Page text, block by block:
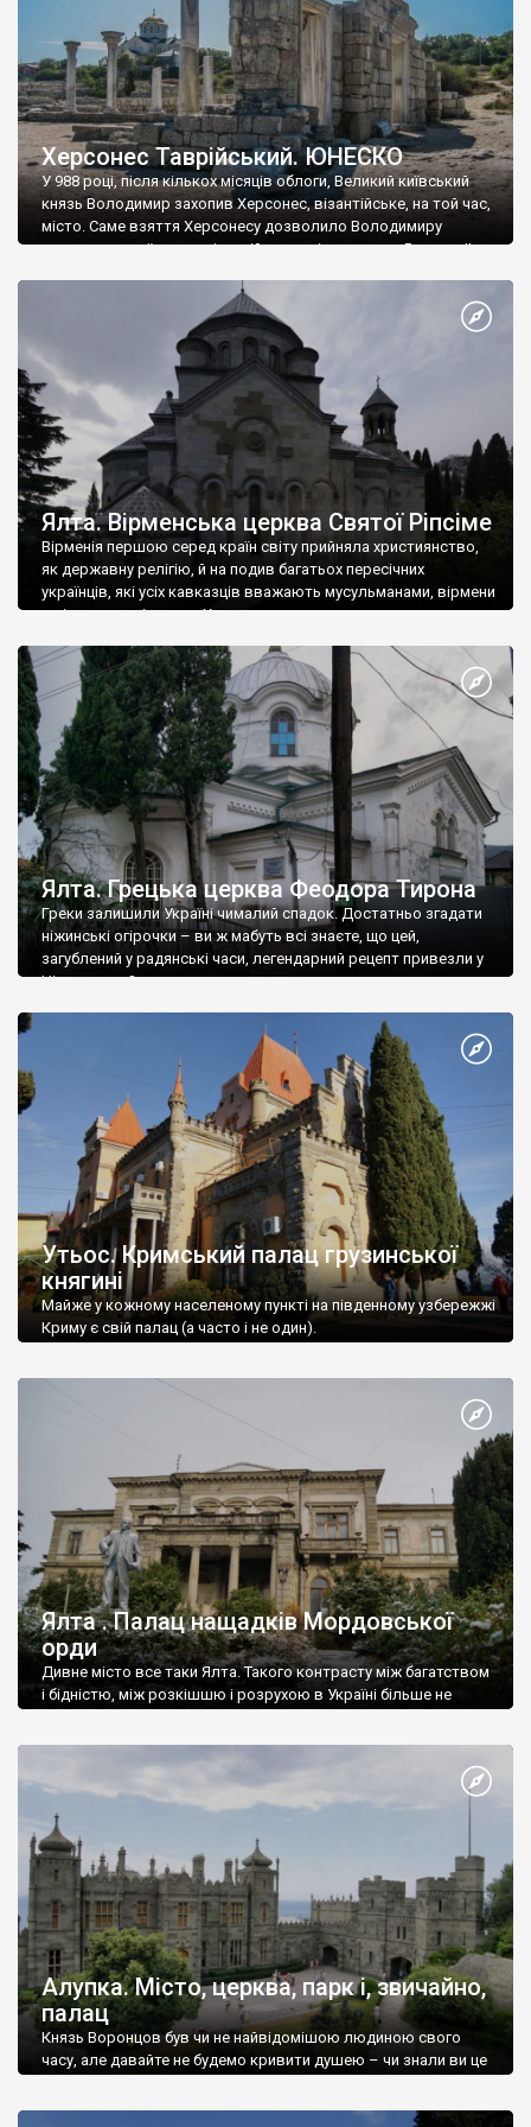
Херсонес Таврійський. ЮНЕСКО
У 988 році, після кількох місяців облоги, Великий київський
князь Володимир захопив Херсонес, візантійське, на той час,
місто. Саме взяття Херсонесу дозволило Володимиру
диктувати свої умови візантійському імператору Василю ІІ, та
Херсонесі Володимир-язичник, став Василем-християнином.
А потім було Хрещення Русі. На честь Херсонесу Таврійського
Ялта. Вірменська церква Святої Ріпсіме
Вірменія першою серед країн світу прийняла християнство,
як державну релігію, й на подив багатьох пересічних
українців, які усіх кавказців вважають мусульманами, вірмени
є відданими вірянами Христа
Ялта. Грецька церква Феодора Тирона
Греки залишили Україні чималий спадок. Достатньо згадати
ніжинські огірочки – ви ж мабуть всі знаєте, що цей,
загублений у радянські часи, легендарний рецепт привезли у
Ніжин греки?
Утьос. Кримський палац грузинської
княгині
Майже у кожному населеному пункті на південному узбережжі
Криму є свій палац (а часто і не один).
Ялта . Палац нащадків Мордовської
орди
Дивне місто все таки Ялта. Такого контрасту між багатством
і бідністю, між розкішшю і розрухою в Україні більше не
Алупка. Місто, церква, парк і, звичайно,
палац
Князь Воронцов був чи не найвідомішою людиною свого
часу, але давайте не будемо кривити душею – чи знали ви це